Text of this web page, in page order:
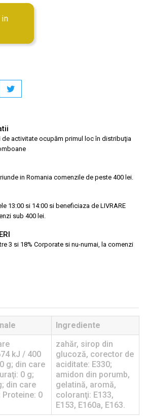
de activitate ocupăm primul loc în distribuţia
in Romania comenzile de peste 400 lei.
13:00 si 14:00 si beneficiaza de LIVRARE
sub 400 lei.
3 si 18% Corporate si nu-numai, la comenzi
Ingrediente
kJ / 400
g; din care
0 g;
din care
Proteine: 0
zahăr, sirop din
glucoză, corector de
aciditate: E330;
amidon din porumb,
gelatină, aromă,
coloranţi: E133,
E153, E160a, E163.